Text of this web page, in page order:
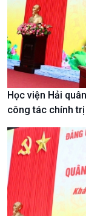
Học viện Hải
công tác chính trị